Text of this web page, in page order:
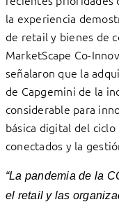
la experiencia
de retail y bienes de
MarketScape Co-
señalaron que la
de Capgemini de la
considerable para
básica digital del
conectados y la
“La pandemia de la
el retail y las